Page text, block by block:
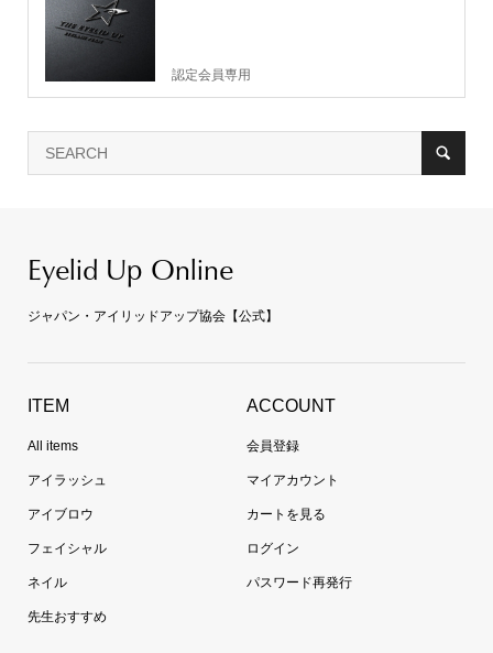
認定会員専用
Eyelid Up Online
ジャパン・アイリッドアップ協会【公式】
ITEM
All items
アイラッシュ
アイブロウ
フェイシャル
ネイル
先生おすすめ
ACCOUNT
会員登録
マイアカウント
カートを見る
ログイン
パスワード再発行